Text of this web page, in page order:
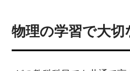
物理の学習で大切